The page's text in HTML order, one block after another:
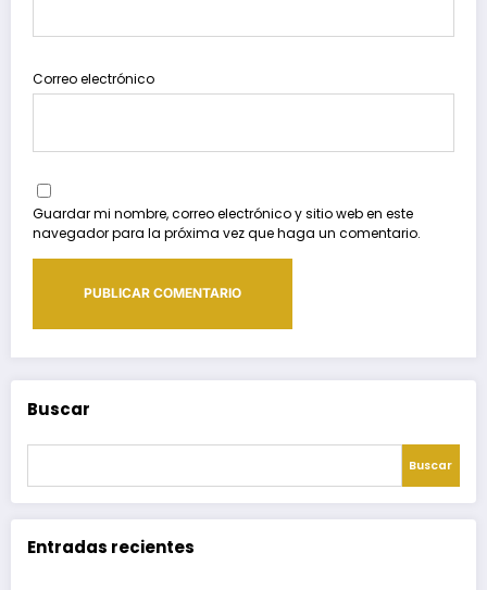
Correo electrónico
Guardar mi nombre, correo electrónico y sitio web en este
navegador para la próxima vez que haga un comentario.
Buscar
Buscar
Entradas recientes